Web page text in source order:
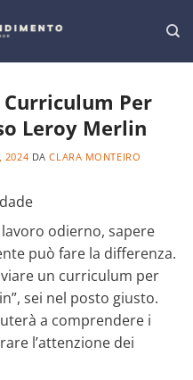
Per
Leroy Merlin
2024 DACLARA MONTEIRO
odierno, sapere
può fare la differenza.
un curriculum per
sei nel posto giusto.
a comprendere i
l’attenzione dei